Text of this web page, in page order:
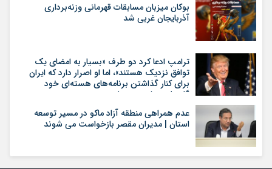
بوکان میزبان مسابقات قهرمانی وزنه‌برداری
آذربایجان غربی شد
ترامپ ادعا کرد دو طرف «بسیار به امضای یک
توافق نزدیک هستند»، اما او اصرار دارد که ایران
برای کنار گذاشتن برنامه‌های هسته‌ای خود
گام‌های بیشتری بردارد
عدم همراهی منطقه آزاد ماکو در مسیر توسعه
استان | مدیران مقصر بازخواست می شوند